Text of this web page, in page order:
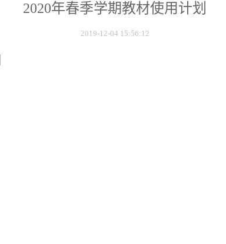
2020年春季学期教材使用计划
2019-12-04 15:56:12